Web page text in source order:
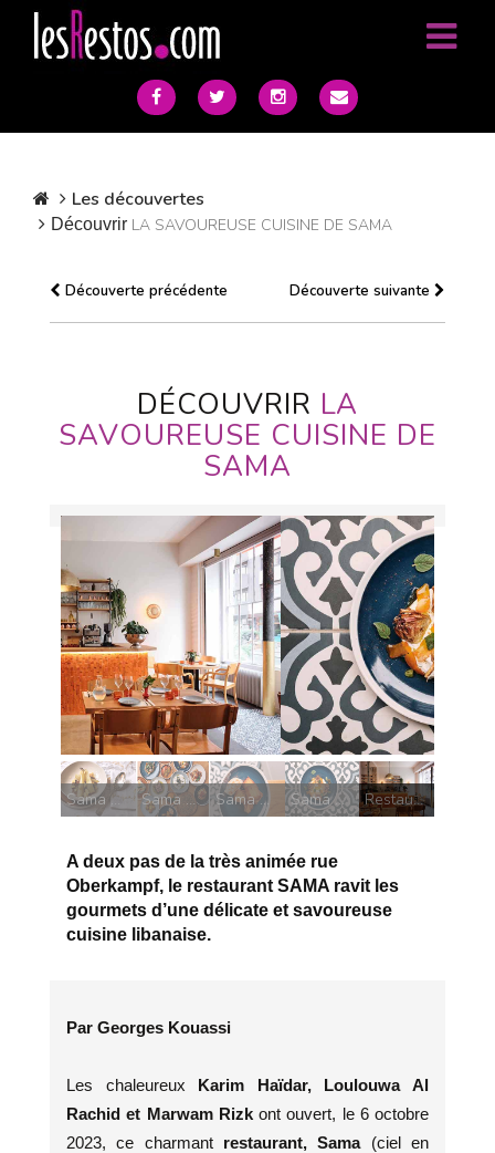
Les découvertes
Découvrir LA SAVOUREUSE CUISINE DE SAMA
Découverte précédente Découverte suivante
DÉCOUVRIR LA
SAVOUREUSE CUISINE DE
SAMA
Sama Artichauts poivrade frits, labné,
poutargue
Restaurant Sama
Sama Artichauts poivrade frits, labné, poutargue
Sama Batata Feuilletés de pommes de terre frits, crème d'ail, piment
Sama Mix
Sama Njas Poires pochées à l'arak, crumble de maamoul
A deux pas de la très animée rue
Oberkampf, le restaurant SAMA ravit les
gourmets d’une délicate et savoureuse
cuisine libanaise.
Par Georges Kouassi
Les chaleureux Karim Haïdar, Loulouwa Al
Rachid et Marwam Rizk ont ouvert, le 6 octobre
2023, ce charmantrestaurant, Sama(ciel en